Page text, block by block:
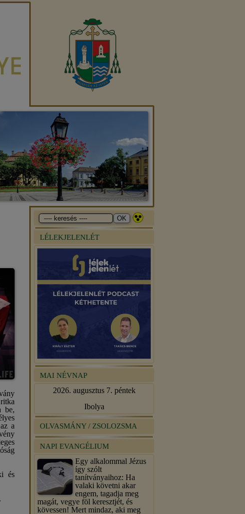
be,
a
és
LÉLEKJELENLÉT
MAI NÉVNAP
2026. augusztus 7. péntek
Ibolya
OLVASMÁNY / ZSOLOZSMA
NAPI EVANGÉLIUM
Egy alkalommal Jézus
így szólt
tanítványaihoz: Ha
valaki követni akar
engem, tagadja meg
magát, vegye föl keresztjét, és
kövessen! Mert mindaz, aki meg